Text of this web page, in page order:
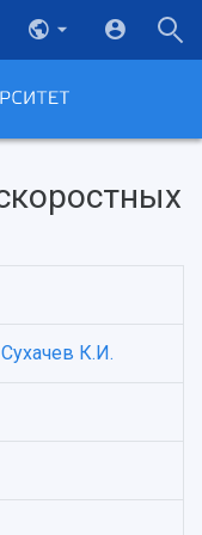
коллективы
Сухачев К.И.